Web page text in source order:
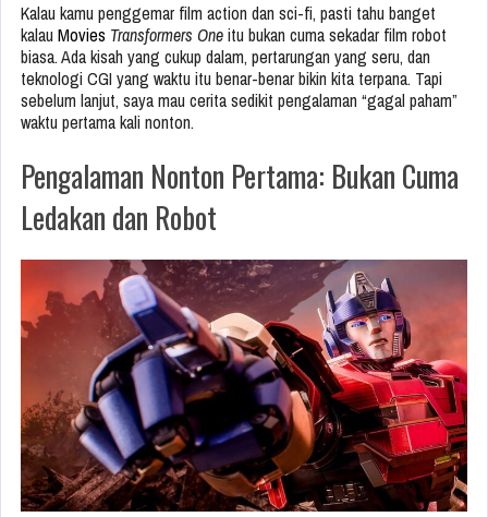
Kalau kamu penggemar film action dan sci-fi, pasti tahu banget
kalau Movies Transformers Oneitu bukan cuma sekadar film robot
biasa. Ada kisah yang cukup dalam, pertarungan yang seru, dan
teknologi CGI yang waktu itu benar-benar bikin kita terpana. Tapi
sebelum lanjut, saya mau cerita sedikit pengalaman “gagal paham”
waktu pertama kali nonton.
Pengalaman Nonton Pertama: Bukan Cuma
Ledakan dan Robot